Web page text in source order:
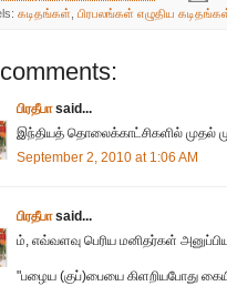
கடிதங்கள் பிரபலங்கள் எழுதிய
பிரதீபாsaid...
இந்தியத் தொலைக்காட்சிகளில் முதல்
September 2, 2010 at 1:06 AM
பிரதீபாsaid...
ம், எவ்வளவு பெரிய மனிதர்கள்
"பழைய (குப்)பையை கிளறியபோது